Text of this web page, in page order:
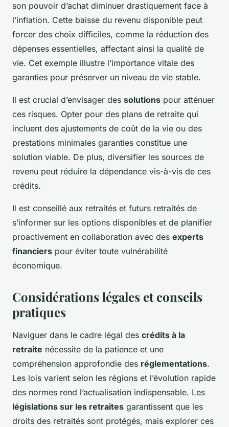
son pouvoir d’achat diminuer drastiquement face à
l’inflation. Cette baisse du revenu disponible peut
forcer des choix difficiles, comme la réduction des
dépenses essentielles, affectant ainsi la qualité de
vie. Cet exemple illustre l’importance vitale des
garanties pour préserver un niveau de vie stable.
Il est crucial d’envisager des solutions pour atténuer
ces risques. Opter pour des plans de retraite qui
incluent des ajustements de coût de la vie ou des
prestations minimales garanties constitue une
solution viable. De plus, diversifier les sources de
revenu peut réduire la dépendance vis-à-vis de ces
crédits.
Il est conseillé aux retraités et futurs retraités de
s’informer sur les options disponibles et de planifier
proactivement en collaboration avec des experts
financiers pour éviter toute vulnérabilité
économique.
Considérations légales et conseils
pratiques
Naviguer dans le cadre légal des crédits à la
retraite nécessite de la patience et une
compréhension approfondie des réglementations.
Les lois varient selon les régions et l’évolution rapide
des normes rend l’actualisation indispensable. Les
législations sur les retraites garantissent que les
droits des retraités sont protégés, mais explorer ces